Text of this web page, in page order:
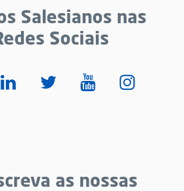
Salesianos nas
Sociais
as nossas